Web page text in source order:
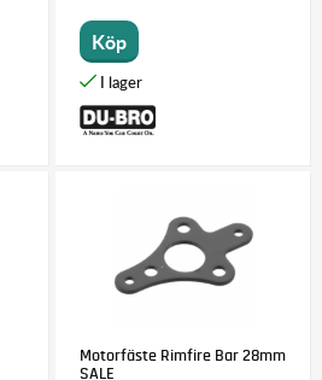
Köp
Motorfäste Rimfire Bar 28mm
SALE